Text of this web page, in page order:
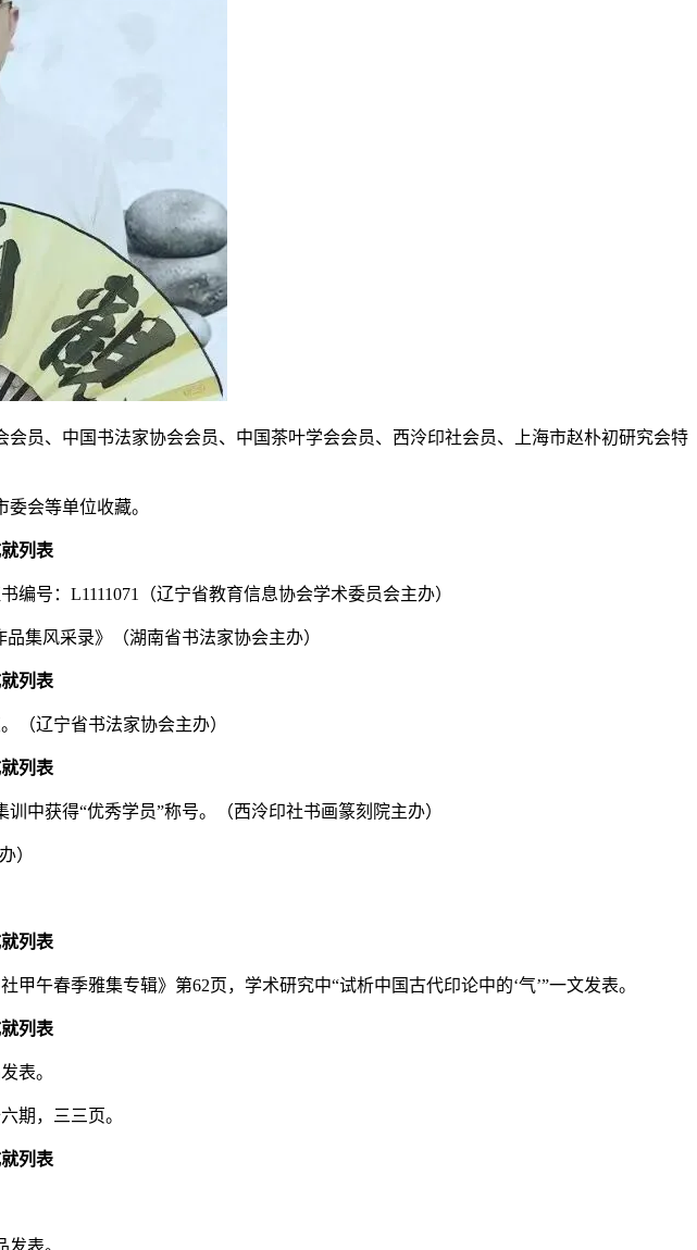
员、中国书法家协会会员、中国茶叶学会会员、西泠印社会员、上海市赵朴初研究会特
会等单位收藏。
列表
号：L1111071（辽宁省教育信息协会学术委员会主办）
集风采录》（湖南省书法家协会主办）
列表
（辽宁省书法家协会主办）
列表
中获得“优秀学员”称号。（西泠印社书画篆刻院主办）
）
列表
午春季雅集专辑》第62页，学术研究中“试析中国古代印论中的‘气’”一文发表。
列表
表。
期，三三页。
列表
表。